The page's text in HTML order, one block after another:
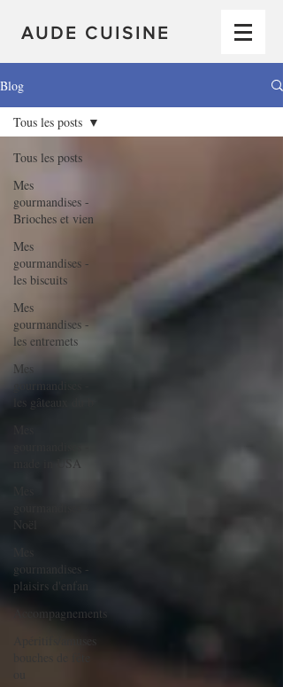
AUDE CUISINE
Blog
Tous les posts
Mes
gourmandises -
Brioches et vien
Mes
gourmandises -
les biscuits
Mes
gourmandises -
les entremets
Mes
les gâteaux du b
made in USA
Noël
Mes
gourmandises -
plaisirs d'enfan
Accompagnements
Apéritifs/amuses
Tous les posts